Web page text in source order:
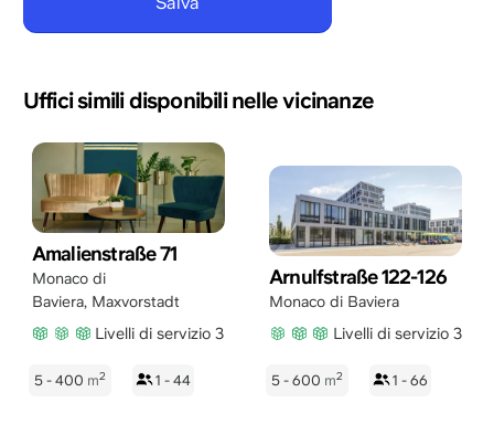
Uffici simili disponibili nelle vicinanze
Amalienstraße 71
Monaco di
Baviera, Maxvorstadt
Livelli di servizio 3
5 - 400 m2 1 - 44
Arnulfstraße 122-126
Monaco di Baviera
Livelli di servizio 3
5 - 600 m2 1 - 66